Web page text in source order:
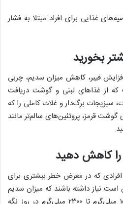
غذایی برای افراد مبتلا به فشار
بخورید
فیبر، کاهش میزان سدیم، چربی
از غذاهای لبنی و گوشت دریافت
سبزیجات برگ‌دار و غلات کاملی را که
قرمز، پروتئین‌های سالم‌تر مانند
کاهش دهید
افرادی که در معرض خطر بیشتری برای
نیاز داشته باشند که میزان سدیم